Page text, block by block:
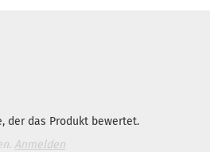
der das Produkt bewertet.
Anmelden